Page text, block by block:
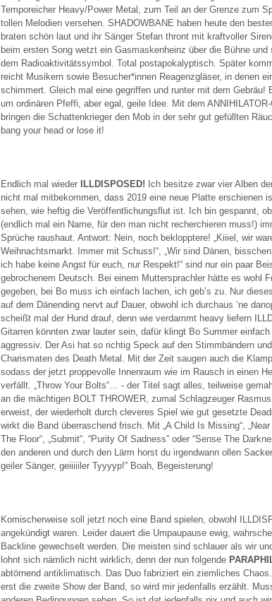
Temporeicher Heavy/Power Metal, zum Teil an der Grenze zum
tollen Melodien versehen. SHADOWBANE haben heute den
braten schön laut und ihr Sänger Stefan thront mit kraftvoller
beim ersten Song wetzt ein Gasmaskenheinz über die Bühne
dem Radioaktivitätssymbol. Total postapokalyptisch. Später
reicht Musikern sowie Besucher*innen Reagenzgläser, in denen
schimmert. Gleich mal eine gegriffen und runter mit dem Gebräu!
um ordinären Pfeffi, aber egal, geile Idee. Mit dem
bringen die Schattenkrieger den Mob in der sehr gut gefüllten
bang your head or lose it!
Endlich mal wieder ILLDISPOSED! Ich besitze zwar vier Alben
nicht mal mitbekommen, dass 2019 eine neue Platte erschienen
sehen, wie heftig die Veröffentlichungsflut ist. Ich bin gespannt,
(endlich mal ein Name, für den man nicht recherchieren muss!)
Sprüche raushaut. Antwort: Nein, noch beklopptere! „Kiiiel, wir
Weihnachtsmarkt. Immer mit Schuss!“, „Wir sind Dänen, bisschen
ich habe keine Angst für euch, nur Respekt!“ sind nur ein paar
gebrochenem Deutsch. Bei einem Muttersprachler hätte es wohl
gegeben, bei Bo muss ich einfach lachen, ich geb’s zu. Nur
auf dem Dänending nervt auf Dauer, obwohl ich durchaus ‘ne
scheißt mal der Hund drauf, denn wie verdammt heavy liefern
Gitarren könnten zwar lauter sein, dafür klingt Bo Summer
aggressiv. Der Asi hat so richtig Speck auf den Stimmbändern
Charismaten des Death Metal. Mit der Zeit saugen auch die
sodass der jetzt proppevolle Innenraum wie im Rausch in einen
verfällt. „Throw Your Bolts“… - der Titel sagt alles, teilweise
an die mächtigen BOLT THROWER, zumal Schlagzeuger
erweist, der wiederholt durch cleveres Spiel wie gut gesetzte
wirkt die Band überraschend frisch. Mit „A Child Is Missing“,
The Floor“, „Submit“, “Purity Of Sadness” oder “Sense The
den anderen und durch den Lärm horst du irgendwann ollen
geiler Sänger, geiiiiiler Tyyyyp!” Boah, Begeisterung!
Komischerweise soll jetzt noch eine Band spielen, obwohl
angekündigt waren. Leider dauert die Umpaupause ewig,
Backline gewechselt werden. Die meisten sind schlauer als wir
lohnt sich nämlich nicht wirklich, denn der nun folgende
abtörnend antiklimatisch. Das Duo fabriziert ein ziemliches
erst die zweite Show der Band, so wird mir jedenfalls erzählt.